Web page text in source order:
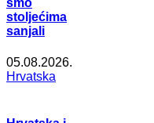
smo
stoljećima
sanjali
05.08.2026.
Hrvatska